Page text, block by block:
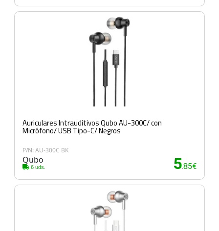
Auriculares Intrauditivos Qubo AU-300C/ con
Micrófono/ USB Tipo-C/ Negros
P/N: AU-300C BK
Qubo
6 uds. 5.85€